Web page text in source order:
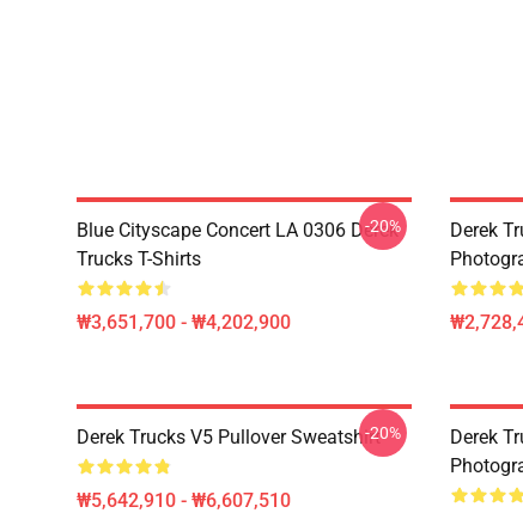
Blue Cityscape Concert LA 0306 Derek
Trucks T-Shirts
₩3,651,700 - ₩4,202,900
-20%
Derek
Derek Trucks V5 Pullover Sweatshirt
₩5,642,910 - ₩6,607,510
-20%
Derek